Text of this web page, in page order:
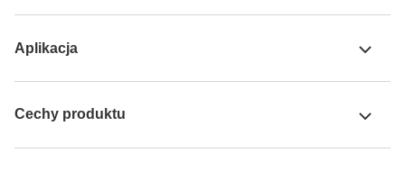
Aplikacja
Cechy produktu